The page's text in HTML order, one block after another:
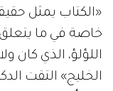
«الكتاب يمثل
خاصة في ما يتعلق
اللؤلؤ، الذي كان
الخليج» التقت